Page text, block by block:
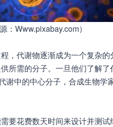
：Www.pixabay.com）
，代谢物逐渐成为一个复杂
所需的分子。一旦他们了解
谢中的中心分子，合成生物学
要花费数天时间来设计并测试